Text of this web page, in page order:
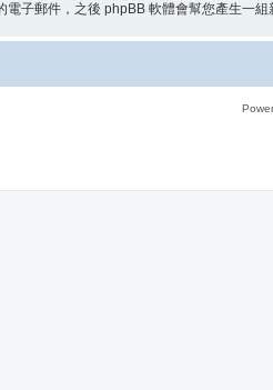
子郵件，之後 phpBB 軟體會幫您產生一組